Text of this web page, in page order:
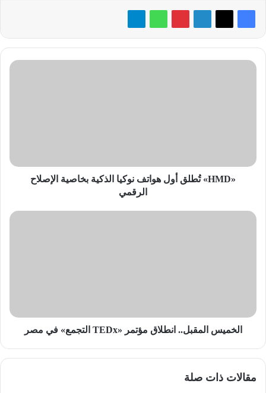
الرقمي
«HMD» تُطلق أول هواتف نوكيا الذكية بخاصية الإصلاح
الرقمي
الخميس
الخميس المقبل.. انطلاق مؤتمر «TEDx التجمع» في مصر
مقالات ذات صلة